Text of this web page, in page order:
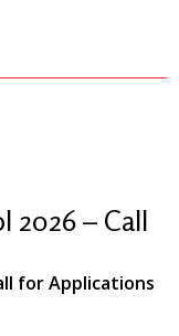
2026 – Call
for Applications